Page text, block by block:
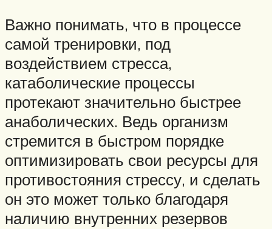
Важно понимать, что в процессе
самой тренировки, под
воздействием стресса,
катаболические процессы
протекают значительно быстрее
анаболических. Ведь организм
стремится в быстром порядке
оптимизировать свои ресурсы для
противостояния стрессу, и сделать
он это может только благодаря
наличию внутренних резервов